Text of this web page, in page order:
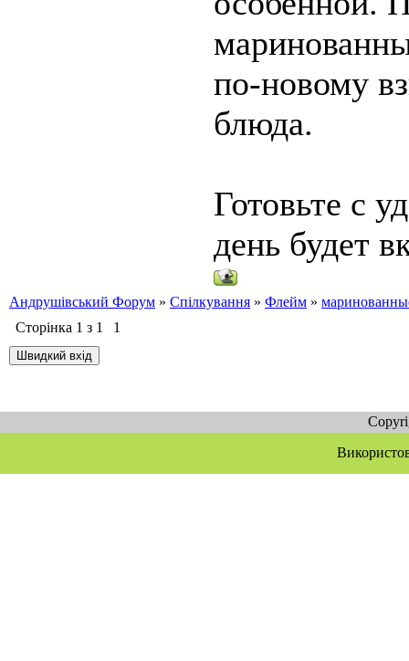
по-новому
блюда.
Готовьте с
день будет
Андрушівський Форум » Спілкування » Флейм »
Сторінка 1 з 1 1